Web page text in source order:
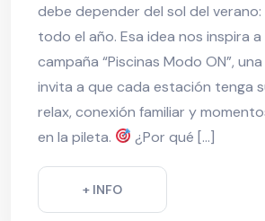
debe depender del sol del
todo el año. Esa idea nos inspira a
campaña “Piscinas Modo ON”,
invita a que cada estación tenga
relax, conexión familiar y
en la pileta.
¿Por qué […]
+ INFO